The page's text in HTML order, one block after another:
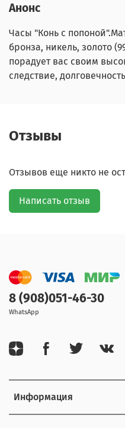
Анонс
Часы "Конь с
бронза, никель, золото
порадует вас своим
следствие,
Отзывы
Отзывов еще никто не
Написать отзыв
Информация
8 (908)051-46-30
WhatsApp